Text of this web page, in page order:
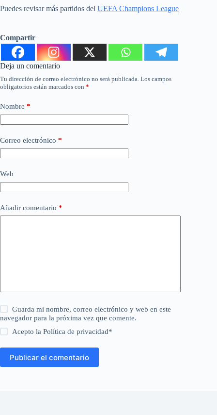
Puedes revisar más partidos del UEFA Champions League
Compartir
Deja un comentario
Tu dirección de correo electrónico no será publicada. Los campos
obligatorios están marcados con *
Nombre *
Correo electrónico *
Web
Añadir comentario *
Guarda mi nombre, correo electrónico y web en este
navegador para la próxima vez que comente.
Acepto laPolítica de privacidad*
Publicar el comentario